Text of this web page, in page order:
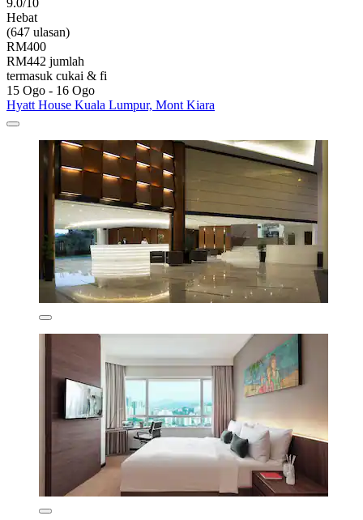
Hebat
(647 ulasan)
RM400
RM442 jumlah
termasuk cukai & fi
15 Ogo - 16 Ogo
Hyatt House Kuala Lumpur, Mont Kiara